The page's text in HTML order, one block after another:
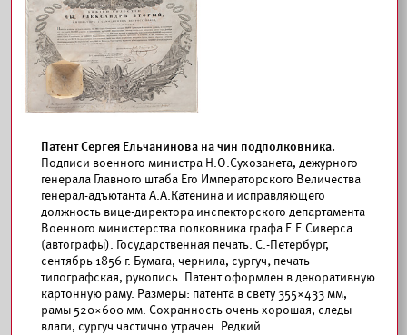
Патент Сергея Ельчанинова на чин подполковника.
Подписи военного министра Н.О.Сухозанета, дежурного
генерала Главного штаба Его Императорского Величества
генерал-адъютанта А.А.Катенина и исправляющего
должность вице-директора инспекторского департамента
Военного министерства полковника графа Е.Е.Сиверса
(автографы). Государственная печать. С.-Петербург,
сентябрь 1856 г. Бумага, чернила, сургуч; печать
типографская, рукопись. Патент оформлен в декоративную
картонную раму. Размеры: патента в свету 355×433 мм,
рамы 520×600 мм. Сохранность очень хорошая, следы
влаги, сургуч частично утрачен. Редкий.